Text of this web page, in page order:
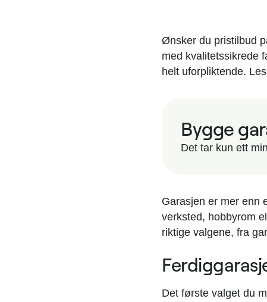
Ønsker du pristilbud
med kvalitetssikrede
helt uforpliktende.
Bygge
Det tar kun ett
Garasjen er mer enn
verksted, hobbyrom
riktige valgene, fra
Det første valget du